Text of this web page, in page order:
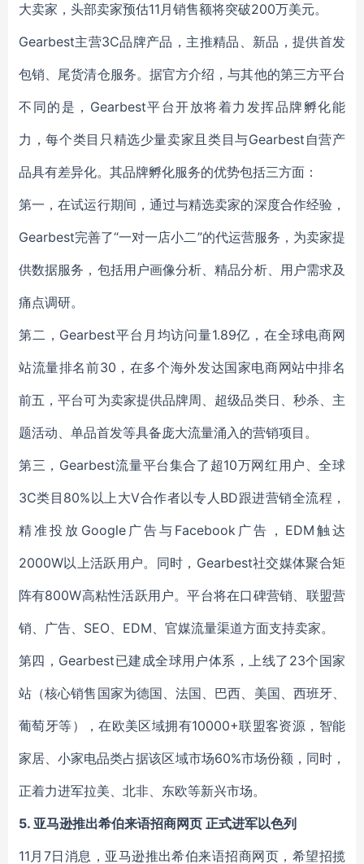
大卖家，头部卖家预估11月销售额将突破200万美元。
Gearbest主营3C品牌产品，主推精品、新品，提供首发
包销、尾货清仓服务。据官方介绍，与其他的第三方平台
不同的是，Gearbest平台开放将着力发挥品牌孵化能
力，每个类目只精选少量卖家且类目与Gearbest自营产
品具有差异化。其品牌孵化服务的优势包括三方面：
第一，在试运行期间，通过与精选卖家的深度合作经验，
Gearbest完善了“一对一店小二”的代运营服务，为卖家提
供数据服务，包括用户画像分析、精品分析、用户需求及
痛点调研。
第二，Gearbest平台月均访问量1.89亿，在全球电商网
站流量排名前30，在多个海外发达国家电商网站中排名
前五，平台可为卖家提供品牌周、超级品类日、秒杀、主
题活动、单品首发等具备庞大流量涌入的营销项目。
第三，Gearbest流量平台集合了超10万网红用户、全球
3C类目80%以上大V合作者以专人BD跟进营销全流程，
精准投放Google广告与Facebook广告，EDM触达
2000W以上活跃用户。同时，Gearbest社交媒体聚合矩
阵有800W高粘性活跃用户。平台将在口碑营销、联盟营
销、广告、SEO、EDM、官媒流量渠道方面支持卖家。
第四，Gearbest已建成全球用户体系，上线了23个国家
站（核心销售国家为德国、法国、巴西、美国、西班牙、
葡萄牙等），在欧美区域拥有10000+联盟客资源，智能
家居、小家电品类占据该区域市场60%市场份额，同时，
正着力进军拉美、北非、东欧等新兴市场。
5. 亚马逊推出希伯来语招商网页 正式进军以色列
11月7日消息，亚马逊推出希伯来语招商网页，希望招揽